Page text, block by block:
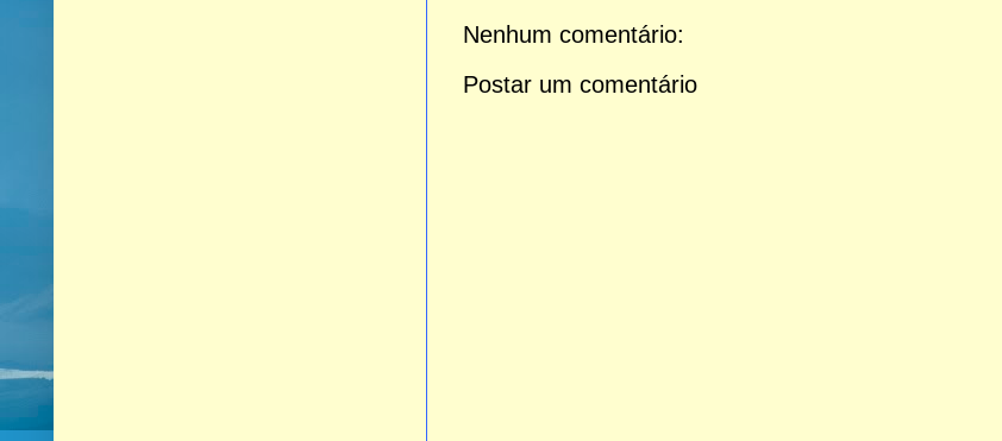
Nenhum comentário:
Postar um comentário